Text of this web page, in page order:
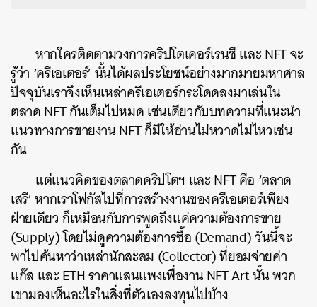
หากใครติดตามวงการคริปโตเคอร์เรนซี และ NFT จะ
รู้ว่า ‘ครีเอเตอร์’ นั้นได้ผลประโยชน์อย่างมากมายมหาศาล
ปัจจุบันเราจึงเห็นเหล่าครีเอเตอร์กระโดดลงมาเล่นใน
ตลาด NFT กันเต็มไปหมด เช่นเดียวกับบทความที่แนะนำ
แนวทางการขายงาน NFT ก็มีให้อ่านไม่หวาดไม่ไหวเช่น
กัน
แต่แนวคิดของตลาดคริปโตฯ และ NFT คือ ‘ตลาด
เสรี’ หากเราโฟกัสไปที่การสร้างงานของครีเอเตอร์เพียง
ฝ่ายเดียว ก็เหมือนกับการพูดถึงแค่ความต้องการขาย
(Supply) โดยไม่ดูความต้องการซื้อ (Demand) วันนี้จะ
พาไปค้นหาว่าเหล่านักสะสม (Collector) ที่ยอมจ่ายค่า
แก๊ส และ ETH ราคาแสนแพงเพื่องาน NFT Art นั้น พวก
เขามองเห็นอะไรในสิ่งที่ตัวเองลงทุนไปบ้าง